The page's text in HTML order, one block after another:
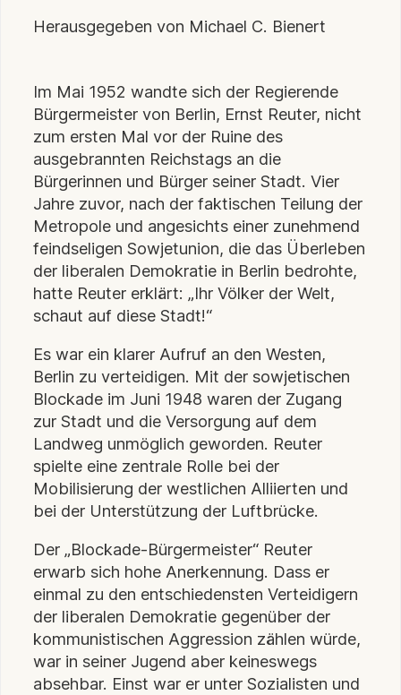
Herausgegeben von Michael C. Bienert
Im Mai 1952 wandte sich der Regierende
Bürgermeister von Berlin, Ernst Reuter, nicht
zum ersten Mal vor der Ruine des
ausgebrannten Reichstags an die
Bürgerinnen und Bürger seiner Stadt. Vier
Jahre zuvor, nach der faktischen Teilung der
Metropole und angesichts einer zunehmend
feindseligen Sowjetunion, die das Überleben
der liberalen Demokratie in Berlin bedrohte,
hatte Reuter erklärt: „Ihr Völker der Welt,
schaut auf diese Stadt!“
Es war ein klarer Aufruf an den Westen,
Berlin zu verteidigen. Mit der sowjetischen
Blockade im Juni 1948 waren der Zugang
zur Stadt und die Versorgung auf dem
Landweg unmöglich geworden. Reuter
spielte eine zentrale Rolle bei der
Mobilisierung der westlichen Alliierten und
bei der Unterstützung der Luftbrücke.
Der „Blockade-Bürgermeister“ Reuter
erwarb sich hohe Anerkennung. Dass er
einmal zu den entschiedensten Verteidigern
der liberalen Demokratie gegenüber der
kommunistischen Aggression zählen würde,
war in seiner Jugend aber keineswegs
absehbar. Einst war er unter Sozialisten und